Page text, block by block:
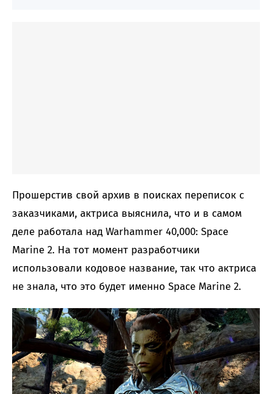
Прошерстив свой архив в поисках переписок с
заказчиками, актриса выяснила, что и в самом
деле работала над Warhammer 40,000: Space
Marine 2. На тот момент разработчики
использовали кодовое название, так что актриса
не знала, что это будет именно Space Marine 2.